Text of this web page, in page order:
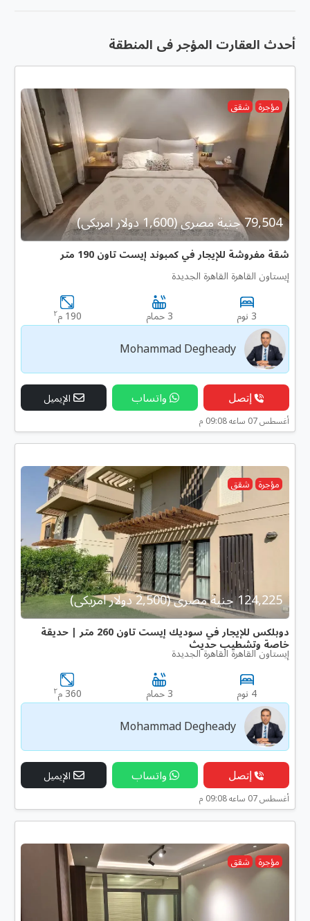
أحدث العقارت المؤجر فى المنطقة
مؤجرة شقق
79,504 جنية مصرى (1,600 دولار امريكى)
شقة مفروشة للإيجار في كمبوند إيست تاون 190 متر
إيستاون القاهرة القاهرة الجديدة
3 نوم 3 حمام 190 م ٢
Mohammad Degheady
إتصل واتساب الإيميل
أغسطس 07 ساعه 09:08 م
مؤجرة شقق
124,225 جنية مصرى (2,500 دولار امريكى)
دوبلكس للإيجار في سوديك إيست تاون 260 متر | حديقة
خاصة وتشطيب حديث
إيستاون القاهرة القاهرة الجديدة
4 نوم 3 حمام 360 م ٢
Mohammad Degheady
إتصل واتساب الإيميل
أغسطس 07 ساعه 09:08 م
مؤجرة شقق